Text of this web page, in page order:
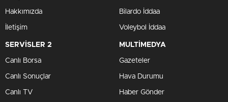
Hakkımızda
İletişim
Bilardo İddaa
Voleybol İddaa
SERVİSLER 2
Canlı Borsa
Canlı Sonuçlar
Canlı TV
MULTİMEDYA
Gazeteler
Hava Durumu
Haber Gönder